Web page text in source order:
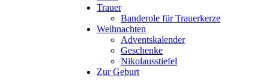
Trauer
Banderole für Trauerkerze
Weihnachten
Adventskalender
Geschenke
Nikolausstiefel
Zur Geburt